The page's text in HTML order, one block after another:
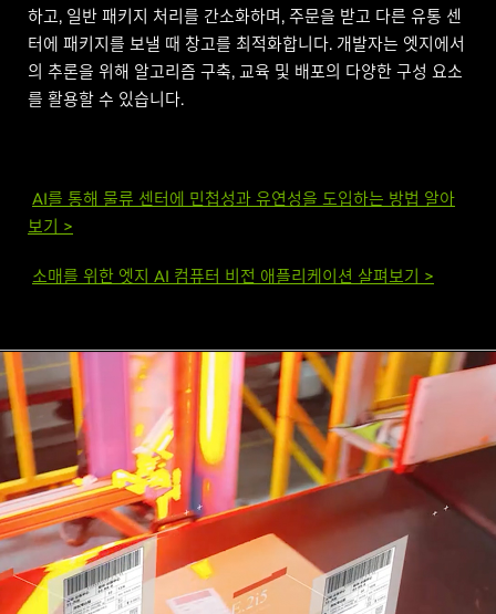
하고, 일반 패키지 처리를 간소화하며, 주문을 받고 다른 유통 센
터에 패키지를 보낼 때 창고를 최적화합니다. 개발자는 엣지에서
의 추론을 위해 알고리즘 구축, 교육 및 배포의 다양한 구성 요소
를 활용할 수 있습니다.
AI를 통해 물류 센터에 민첩성과 유연성을 도입하는 방법 알아
보기 >
소매를 위한 엣지 AI 컴퓨터 비전 애플리케이션 살펴보기 >